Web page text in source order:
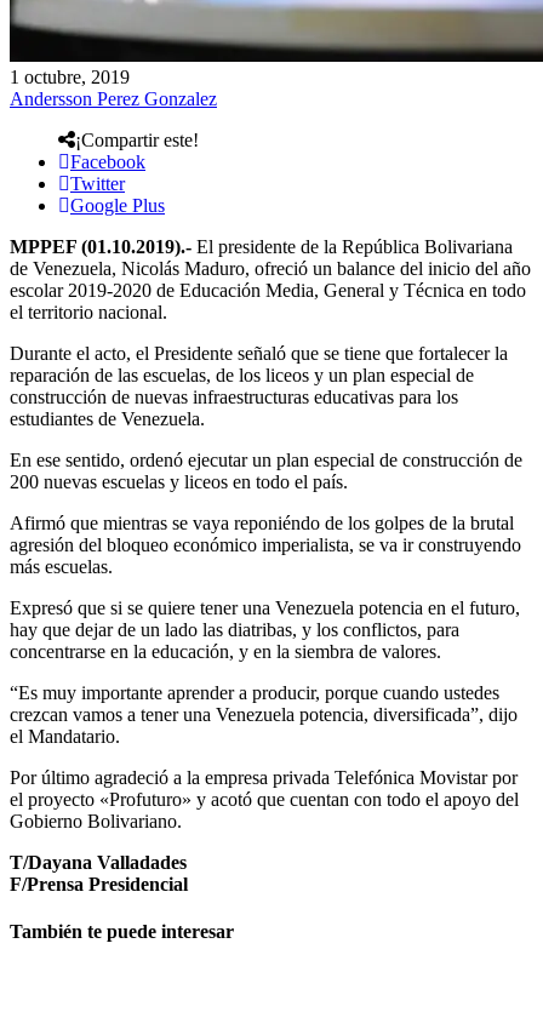
1 octubre, 2019
Andersson Perez Gonzalez
¡Compartir este!
Facebook
Twitter
Google Plus
MPPEF (01.10.2019).- El presidente de la República Bolivariana
de Venezuela, Nicolás Maduro, ofreció un balance del inicio del año
escolar 2019-2020 de Educación Media, General y Técnica en todo
el territorio nacional.
Durante el acto, el Presidente señaló que se tiene que fortalecer la
reparación de las escuelas, de los liceos y un plan especial de
construcción de nuevas infraestructuras educativas para los
estudiantes de Venezuela.
En ese sentido, ordenó ejecutar un plan especial de construcción de
200 nuevas escuelas y liceos en todo el país.
Afirmó que mientras se vaya reponiéndo de los golpes de la brutal
agresión del bloqueo económico imperialista, se va ir construyendo
más escuelas.
Expresó que si se quiere tener una Venezuela potencia en el futuro,
hay que dejar de un lado las diatribas, y los conflictos, para
concentrarse en la educación, y en la siembra de valores.
“Es muy importante aprender a producir, porque cuando ustedes
crezcan vamos a tener una Venezuela potencia, diversificada”, dijo
el Mandatario.
Por último agradeció a la empresa privada Telefónica Movistar por
el proyecto «Profuturo» y acotó que cuentan con todo el apoyo del
Gobierno Bolivariano.
T/Dayana Valladades
F/Prensa Presidencial
También te puede interesar